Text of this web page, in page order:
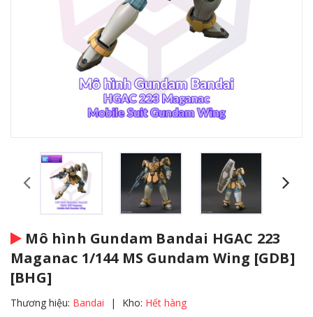
Mô hình Gundam Bandai HGAC 223
Maganac 1/144 MS Gundam Wing [GDB]
[BHG]
Thương hiệu: Bandai | Kho: Hết hàng